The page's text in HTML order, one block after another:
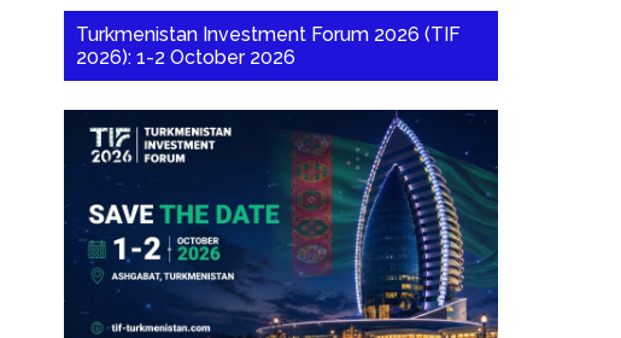
Turkmenistan Investment Forum 2026 (TIF
2026): 1-2 October 2026